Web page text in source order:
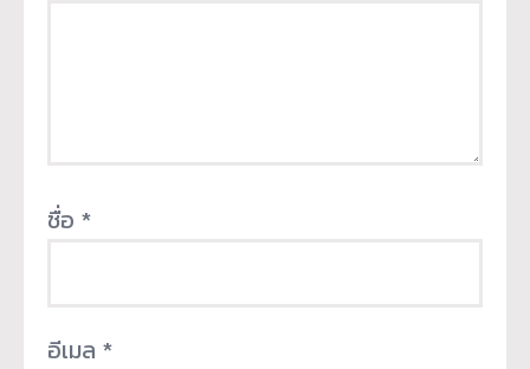
ชื่อ *
อีเมล *